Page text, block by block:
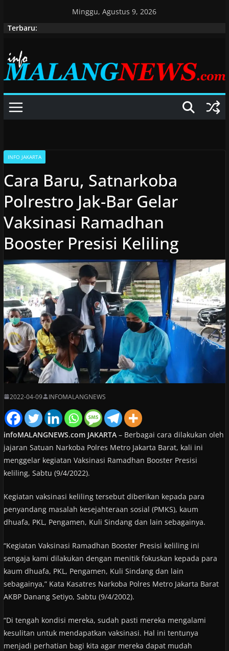
Minggu, Agustus 9, 2026
Terbaru:
INFO JAKARTA
Cara Baru, Satnarkoba
Polrestro Jak-Bar Gelar
Vaksinasi Ramadhan
Booster Presisi Keliling
2022-04-09 INFOMALANGNEWS
infoMALANGNEWS.com JAKARTA– Berbagai cara dilakukan oleh
jajaran Satuan Narkoba Polres Metro Jakarta Barat, kali ini
menggelar kegiatan Vaksinasi Ramadhan Booster Presisi
keliling, Sabtu (9/4/2022).
Kegiatan vaksinasi keliling tersebut diberikan kepada para
penyandang masalah kesejahteraan sosial (PMKS), kaum
dhuafa, PKL, Pengamen, Kuli Sindang dan lain sebagainya.
“Kegiatan Vaksinasi Ramadhan Booster Presisi keliling ini
sengaja kami dilakukan dengan menitik fokuskan kepada para
kaum dhuafa, PKL, Pengamen, Kuli Sindang dan lain
sebagainya,” Kata Kasatres Narkoba Polres Metro Jakarta Barat
AKBP Danang Setiyo, Sabtu (9/4/2002).
“Di tengah kondisi mereka, sudah pasti mereka mengalami
kesulitan untuk mendapatkan vaksinasi. Hal ini tentunya
menjadi perhatian bagi kita agar mereka dapat mudah